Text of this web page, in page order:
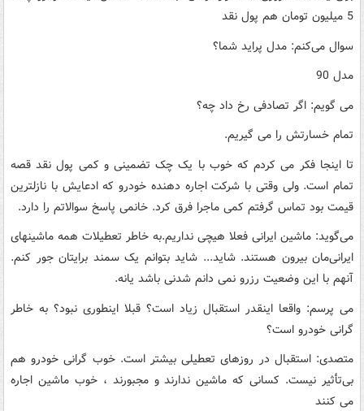
5 میلیون تومان هم پول نقد
سوال می‌کنم: مدل پراید شما؟
مدل 90
می گویم: اگر تصادفی رخ داد چه؟
تمام خسارتش را می گیریم.
تا اینجا فکر می کردم که خوب با یک چک تضمینی و کمی پول نقد قصه
تمام است. ولی وقتی با شرکت اجاره دهنده خودرو که ادعایش با نازلترین
قیمت بود تماس گرفتم کمی ماجرا فرق کرد. خانمی پاسخ سوالاتم را دارد.
می‌گوید: ماشین ایرانی فعلا هیچی نداریم.به خاطر تعطیلات همه ماشینهای
ایرانی‌مان بیرون هستند. شاید... شاید بتوانم یک سمند برایتان جور کنم.
آنهم با این وضعیت رزرو نمی دانم شدنی باشد یانه.
می پرسم: واقعا اینقدر استقبال زیاد است؟ قبلا اینطوری نبود؟ به خاطر
گرانی خودرو است؟
متصدی: استقبال در روزهای تعطیلی بیشتر است. خوب گرانی خودرو هم
بی‌تأثیر نیست. کسانی که ماشین ندارند و مجبورند ، خوب ماشین اجاره
می کنند